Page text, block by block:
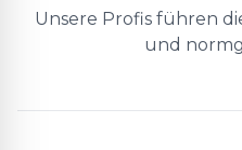
Unsere Profis führen
und